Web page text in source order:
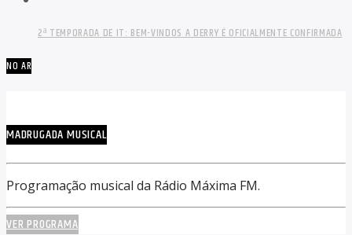
2ª TEMPORADA DE IT: BEM-VINDOS A DERRY É OFICIALMENTE CONFIRMADA
NO AR
MADRUGADA MUSICAL
Programação musical da Rádio Máxima FM.
VER PROGRAMA